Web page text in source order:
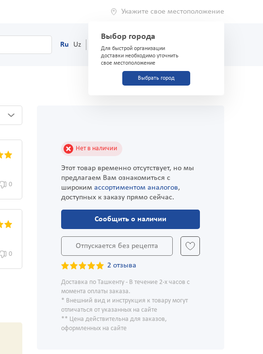
Укажите свое местоположение
Выбор города
Для быстрой организации
доставки необходимо уточнить
свое местоположение
Выбрать город
Ru Uz (71) 200-03-03
0
0
Нет в наличии
Этот товар временно отсутствует, но мы
предлагаем Вам ознакомиться с
широким ассортиментом аналогов,
доступных к заказу прямо сейчас.
Сообщить о наличии
Отпускается без рецепта
2 отзыва
Доставка по Ташкенту - В течение 2-х часов с
момента оплаты заказа.
* Внешний вид и инструкция к товару могут
отличаться от указанных на сайте
** Цена действительна для заказов,
оформленных на сайте